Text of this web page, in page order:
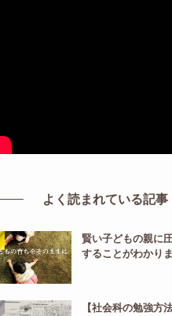
よく読まれている記事
賢い子どもの親に
することがわかり
【社会科の勉強